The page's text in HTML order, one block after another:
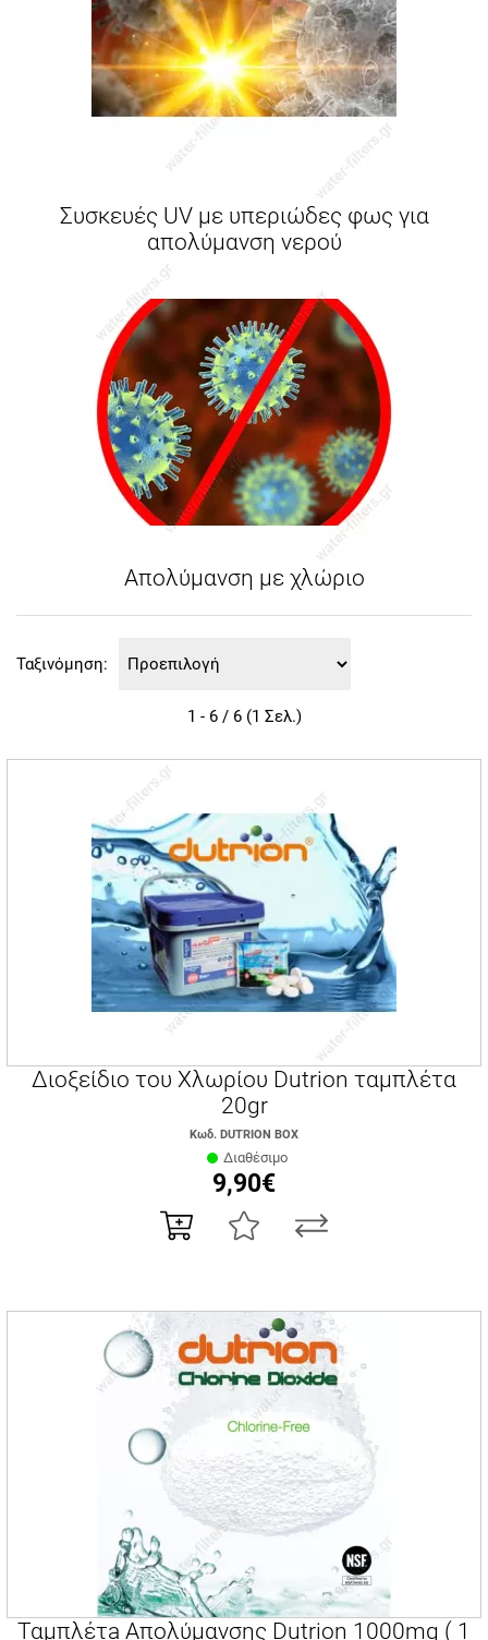
Συσκευές UV με υπεριώδες φως για
απολύμανση νερού
Απολύμανση με χλώριο
Ταξινόμηση:
1 - 6 / 6 (1 Σελ.)
Διοξείδιο του Χλωρίου Dutrion ταμπλέτα
20gr
Κωδ. DUTRION BOX
Διαθέσιμο
9,90€
Ταμπλέτa Απολύμανσης Dutrion 1000mg ( 1